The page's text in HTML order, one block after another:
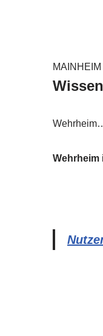
MAINHEIM
Wehrheim